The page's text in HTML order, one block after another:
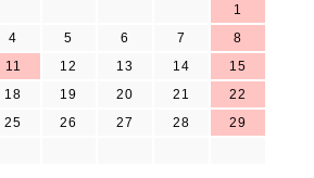
1
4 5 6 7
8
11 12 13 14
15
18 19 20 21
22
25 26 27 28
29